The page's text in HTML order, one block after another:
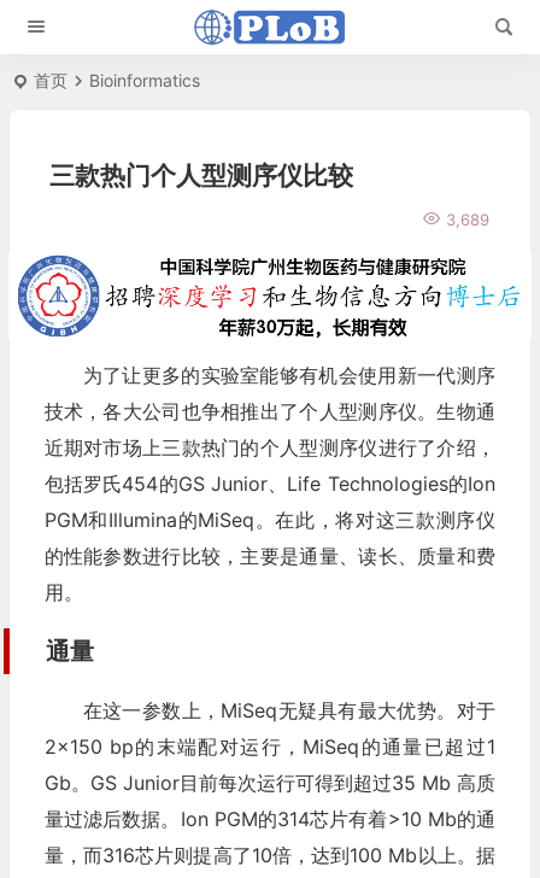
首页 Bioinformatics
三款热门个人型测序仪比较
3,689
为了让更多的实验室能够有机会使用新一代测序
技术，各大公司也争相推出了个人型测序仪。生物通
近期对市场上三款热门的个人型测序仪进行了介绍，
包括罗氏454的GS Junior、Life Technologies的Ion
PGM和Illumina的MiSeq。在此，将对这三款测序仪
的性能参数进行比较，主要是通量、读长、质量和费
用。
通量
在这一参数上，MiSeq无疑具有最大优势。对于
2×150 bp的末端配对运行，MiSeq的通量已超过1
Gb。GS Junior目前每次运行可得到超过35 Mb 高质
量过滤后数据。Ion PGM的314芯片有着>10 Mb的通
量，而316芯片则提高了10倍，达到100 Mb以上。据